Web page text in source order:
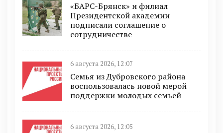
«БАРС-Брянск» и филиал
Президентской академии
подписали соглашение о
сотрудничестве
6 августа 2026, 12:07
Семья из Дубровского района
воспользовалась новой мерой
поддержки молодых семьей
6 августа 2026, 12:05